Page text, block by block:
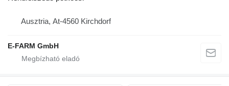
Ausztria, At-4560 Kirchdorf
E-FARM GmbH